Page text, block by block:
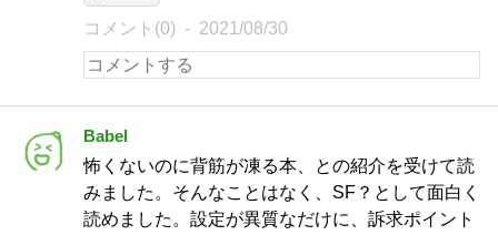
コメント(0) 2021/08/30
Babel
怖くないのに背筋が凍る本、との紹介を受けて読
みました。そんなことはなく、SF？として面白く
読めました。設定が異質なだけに、訴求ポイント